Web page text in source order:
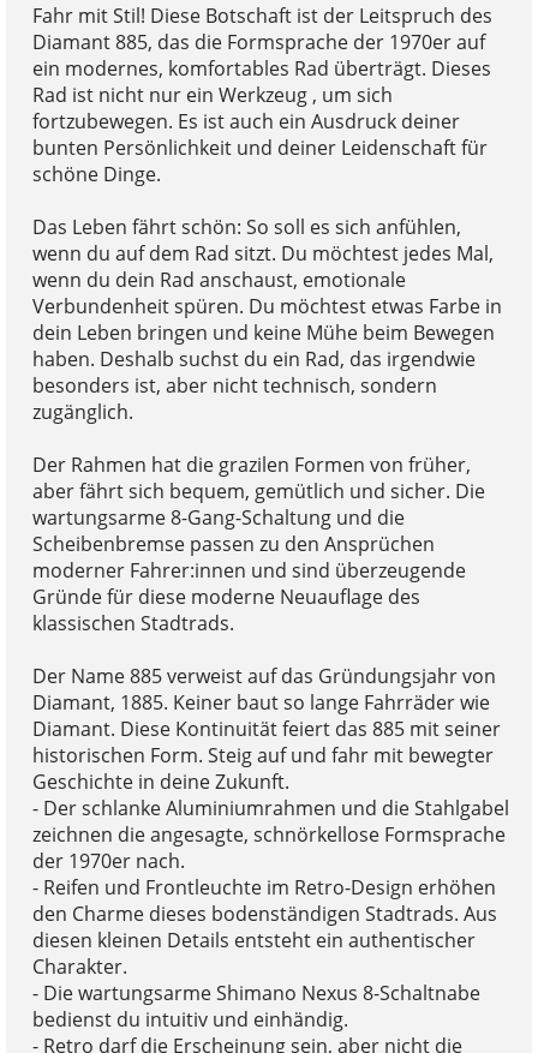
Fahr mit Stil! Diese Botschaft ist der Leitspruch des
Diamant 885, das die Formsprache der 1970er auf
ein modernes, komfortables Rad überträgt. Dieses
Rad ist nicht nur ein Werkzeug , um sich
fortzubewegen. Es ist auch ein Ausdruck deiner
bunten Persönlichkeit und deiner Leidenschaft für
schöne Dinge.
Das Leben fährt schön: So soll es sich anfühlen,
wenn du auf dem Rad sitzt. Du möchtest jedes Mal,
wenn du dein Rad anschaust, emotionale
Verbundenheit spüren. Du möchtest etwas Farbe in
dein Leben bringen und keine Mühe beim Bewegen
haben. Deshalb suchst du ein Rad, das irgendwie
besonders ist, aber nicht technisch, sondern
zugänglich.
Der Rahmen hat die grazilen Formen von früher,
aber fährt sich bequem, gemütlich und sicher. Die
wartungsarme 8-Gang-Schaltung und die
Scheibenbremse passen zu den Ansprüchen
moderner Fahrer:innen und sind überzeugende
Gründe für diese moderne Neuauflage des
klassischen Stadtrads.
Der Name 885 verweist auf das Gründungsjahr von
Diamant, 1885. Keiner baut so lange Fahrräder wie
Diamant. Diese Kontinuität feiert das 885 mit seiner
historischen Form. Steig auf und fahr mit bewegter
Geschichte in deine Zukunft.
- Der schlanke Aluminiumrahmen und die Stahlgabel
zeichnen die angesagte, schnörkellose Formsprache
der 1970er nach.
- Reifen und Frontleuchte im Retro-Design erhöhen
den Charme dieses bodenständigen Stadtrads. Aus
diesen kleinen Details entsteht ein authentischer
Charakter.
- Die wartungsarme Shimano Nexus 8-Schaltnabe
bedienst du intuitiv und einhändig.
- Retro darf die Erscheinung sein, aber nicht die